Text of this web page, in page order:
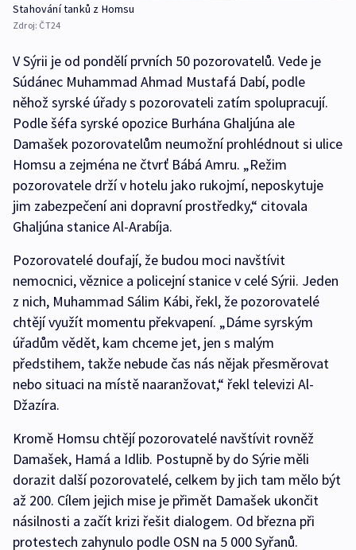
Stahování tanků z Homsu
Zdroj: ČT24
V Sýrii je od pondělí prvních 50 pozorovatelů. Vede je
Súdánec Muhammad Ahmad Mustafá Dabí, podle
něhož syrské úřady s pozorovateli zatím spolupracují.
Podle šéfa syrské opozice Burhána Ghaljúna ale
Damašek pozorovatelům neumožní prohlédnout si ulice
Homsu a zejména ne čtvrť Bábá Amru. „Režim
pozorovatele drží v hotelu jako rukojmí, neposkytuje
jim zabezpečení ani dopravní prostředky,“ citovala
Ghaljúna stanice Al-Arabíja.
Pozorovatelé doufají, že budou moci navštívit
nemocnici, věznice a policejní stanice v celé Sýrii. Jeden
z nich, Muhammad Sálim Kábi, řekl, že pozorovatelé
chtějí využít momentu překvapení. „Dáme syrským
úřadům vědět, kam chceme jet, jen s malým
předstihem, takže nebude čas nás nějak přesměrovat
nebo situaci na místě naaranžovat,“ řekl televizi Al-
Džazíra.
Kromě Homsu chtějí pozorovatelé navštívit rovněž
Damašek, Hamá a Idlib. Postupně by do Sýrie měli
dorazit další pozorovatelé, celkem by jich tam mělo být
až 200. Cílem jejich mise je přimět Damašek ukončit
násilnosti a začít krizi řešit dialogem. Od března při
protestech zahynulo podle OSN na 5 000 Syřanů.